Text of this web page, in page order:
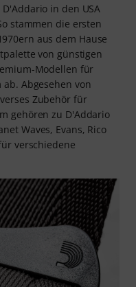
in den USA
stammen die ersten
aus dem Hause
von günstigen
Modellen für
Abgesehen von
Zubehör für
gehören zu D'Addario
Waves, Evans, Rico
verschiedene